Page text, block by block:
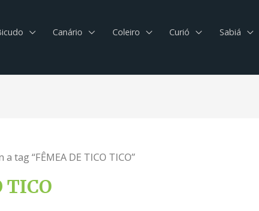
Canário Coleiro Curió Sabiá
tag “FÊMEA DE TICO TICO”
TICO